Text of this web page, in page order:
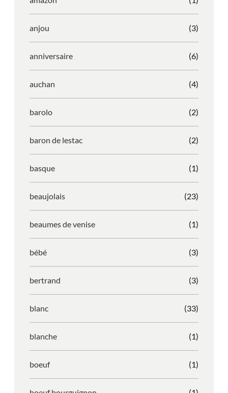
anjou (3)
anniversaire (6)
auchan (4)
barolo (2)
baron de lestac (2)
basque (1)
beaujolais (23)
beaumes de venise (1)
bébé (3)
bertrand (3)
blanc (33)
blanche (1)
boeuf (1)